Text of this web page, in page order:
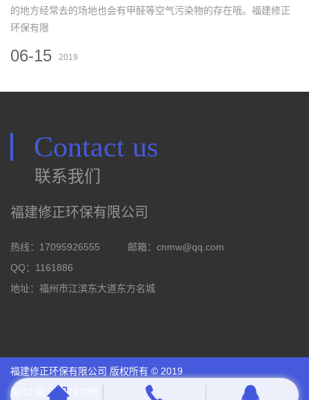
的地方经常去的场地也会有甲醛等空气污染物的存在哦。福建修正
环保有限
06-15 2019
Contact us
联系我们
福建修正环保有限公司
热线：17095926555 邮箱： cnmw@qq.com
QQ：1161886
地址：福州市江滨东大道东方名城
福建修正环保有限公司 版权所有 © 2019
闽ICP备18027970号